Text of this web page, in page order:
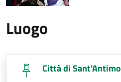
Luogo
Città di Sant'Antimo